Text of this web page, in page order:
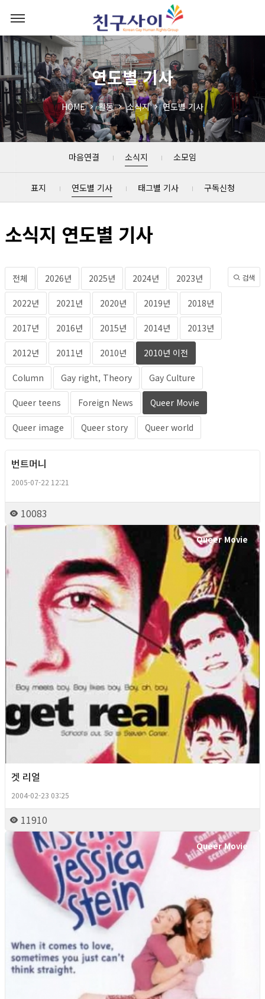
연도별 기사
HOME 활동 소식지 연도별 기사
마음연결 소식지 소모임
표지 연도별 기사 태그별 기사 구독신청
소식지 연도별 기사
전체 2026년 2025년 2024년 2023년
2022년 2021년 2020년 2019년 2018년
2017년 2016년 2015년 2014년 2013년
2012년 2011년 2010년 2010년 이전
Column Gay right, Theory Gay Culture
Queer teens Foreign News Queer Movie
Queer image Queer story Queer world
검색
번트머니
2005-07-22 12:21
10083
Queer Movie
겟 리얼
2004-02-23 03:25
11910
Queer Movie